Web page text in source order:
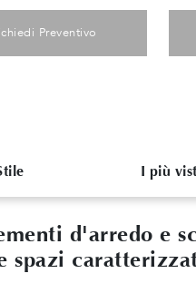
Preventivo
I più
d'arredo e
spazi